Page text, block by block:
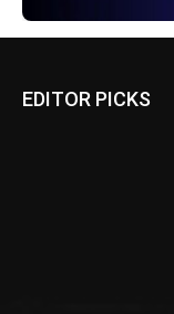
EDITOR PICKS